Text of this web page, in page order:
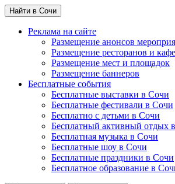
Найти в Сочи
Реклама на сайте
Размещение анонсов
Размещение ресторанов и кафе
Размещение мест и площадок
Размещение баннеров
Бесплатные события
Бесплатные выставки в Сочи
Бесплатные фестивали в Сочи
Бесплатно с детьми в Сочи
Бесплатный активный отдых
Бесплатная музыка в Сочи
Бесплатные шоу в Сочи
Бесплатные праздники в Сочи
Бесплатное образование в